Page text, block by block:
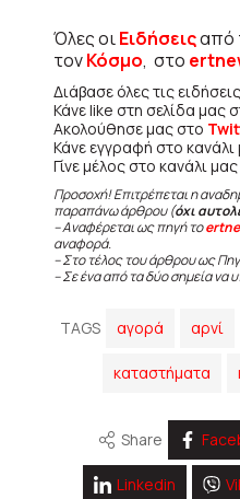
Όλες οιΕιδήσειςαπό
τονΚόσμο, στο
Διάβασε όλες τις
Κάνε like στη σελίδα μας
Ακολούθησε μας στο
Κάνε εγγραφή στο
Γίνε μέλος στο κανάλι
Προσοχή! Επιτρέπεται η
παραπάνω άρθρου (όχι
– Αναφέρεται ως πηγή το
αναφορά.
– Στο τέλος του άρθρου ως
– Σε ένα από τα δύο σημεία να
TAGS αγορά αρνί
καταστήματα
Share
Linkedin